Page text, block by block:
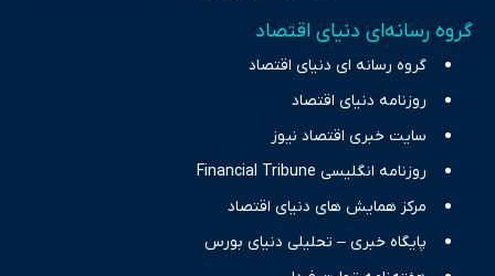
چالش‌های فقر و بیکاری را جست‌وجو کرده و در کنار تحلیل آمارها،
نیازهای خبری مخاطبان در حوزه‌های اثرگذار بر اقتصاد را با رویکردی
حرفه‌ای و روزآمد پوشش می‌دهیم.
گروه رسانه‌ای دنیای اقتصاد
گروه رسانه ای دنیای اقتصاد
روزنامه دنیای اقتصاد
سایت خبری اقتصاد نیوز
روزنامه انگلیسی Financial Tribune
مرکز همایش های دنیای اقتصاد
پایگاه خبری – تحلیلی دنیای بورس